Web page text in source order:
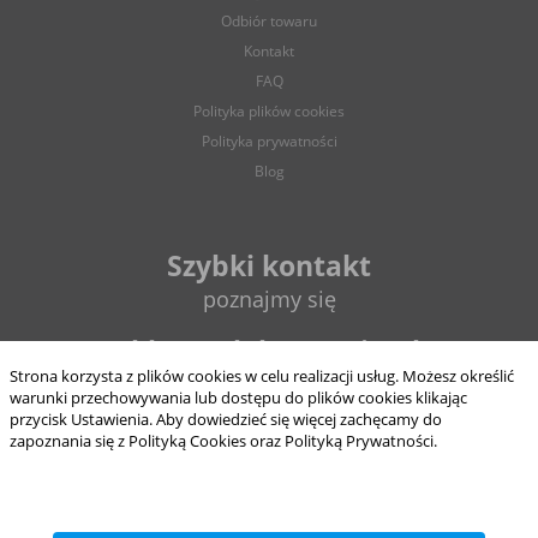
Strona korzysta z plików cookies w celu realizacji usług. Możesz określić
warunki przechowywania lub dostępu do plików cookies klikając
przycisk Ustawienia. Aby dowiedzieć się więcej zachęcamy do
zapoznania się z Polityką Cookies oraz Polityką Prywatności.
Odbiór towaru
Kontakt
FAQ
Polityka plików cookies
Polityka prywatności
Blog
Szybki kontakt
poznajmy się
sklep@elektrycznie.pl
693 897 124
8:00 - 16:00